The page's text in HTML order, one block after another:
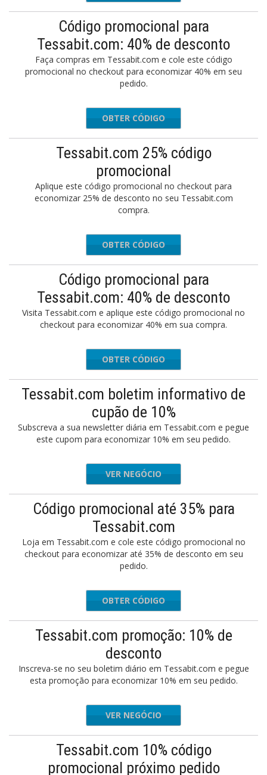
Código promocional para
Tessabit.com: 40% de desconto
Faça compras em Tessabit.com e cole este código
promocional no checkout para economizar 40% em seu
pedido.
ARLY40S
OBTER CÓDIGO
Tessabit.com 25% código
promocional
Aplique este código promocional no checkout para
economizar 25% de desconto no seu Tessabit.com
compra.
LOOKS25
OBTER CÓDIGO
Código promocional para
Tessabit.com: 40% de desconto
Visita Tessabit.com e aplique este código promocional no
checkout para economizar 40% em sua compra.
ARLY40S
OBTER CÓDIGO
Tessabit.com boletim informativo de
cupão de 10%
Subscreva a sua newsletter diária em Tessabit.com e pegue
este cupom para economizar 10% em seu pedido.
VER NEGÓCIO
Código promocional até 35% para
Tessabit.com
Loja em Tessabit.com e cole este código promocional no
checkout para economizar até 35% de desconto em seu
pedido.
SL40
OBTER CÓDIGO
Tessabit.com promoção: 10% de
desconto
Inscreva-se no seu boletim diário em Tessabit.com e pegue
esta promoção para economizar 10% em seu pedido.
VER NEGÓCIO
Tessabit.com 10% código
promocional próximo pedido